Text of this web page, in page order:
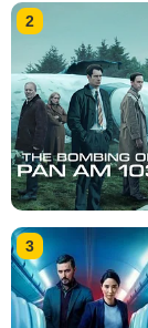
2
3